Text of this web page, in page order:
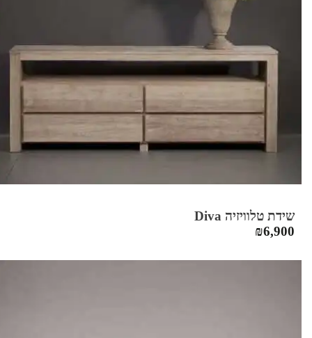
שידת טלוויזיה Diva
₪6,900